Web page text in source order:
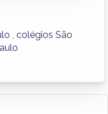
colégios São